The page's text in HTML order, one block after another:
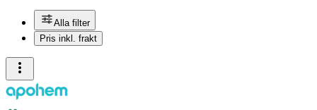
Alla filter
Pris inkl. frakt